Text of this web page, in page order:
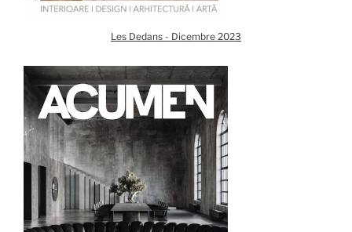
Les Dedans - Dicembre 2023